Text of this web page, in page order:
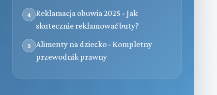
4
Reklamacja obuwia 2025 - Jak
skutecznie reklamować buty?
5
Alimenty na dziecko - Kompletny
przewodnik prawny